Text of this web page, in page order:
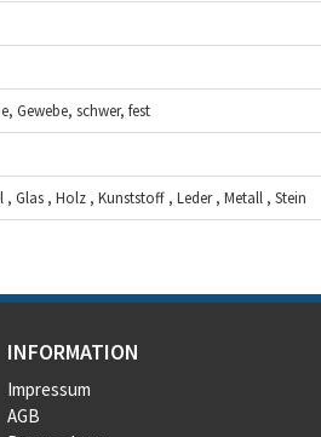
Gewebe, schwer, fest
Glas , Holz , Kunststoff , Leder , Metall , Stein
INFORMATION
Impressum
AGB